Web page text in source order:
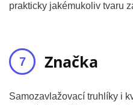
prakticky jakémukoliv tvaru
Značka
Samozavlažovací truhlíky i